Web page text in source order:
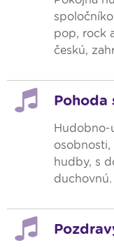
pop, rock
českú,
Pohoda
Hudobno-
hudby, s
duchovnú.